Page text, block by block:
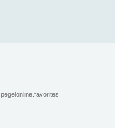
pegelonline.favorites